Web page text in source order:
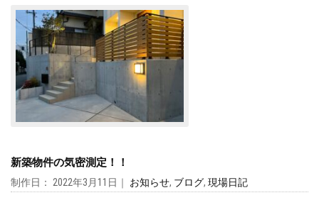
新築物件の気密測定！！
制作日： 2022年3月11日｜ お知らせ, ブログ, 現場日記